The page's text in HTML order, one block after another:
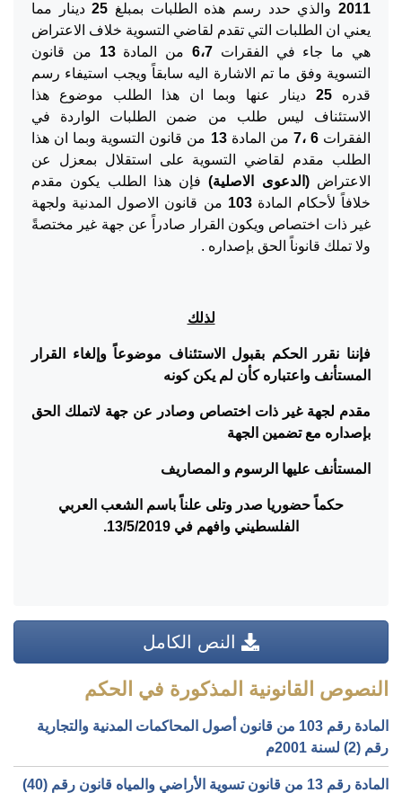
2011والذي حدد رسم هذه الطلبات بمبلغ 25دينار مما
يعني ان الطلبات التي تقدم لقاضي التسوية خلاف الاعتراض
هي ما جاء في الفقرات 6،7من المادة13 من قانون
التسوية وفق ما تم الاشارة اليه سابقاً ويجب استيفاء رسم
قدره 25دينار عنها وبما ان هذا الطلب موضوع هذا
الاستئناف ليس طلب من ضمن الطلبات الواردة في
الفقرات6 ،7 من المادة13 من قانون التسوية وبما ان هذا
الطلب مقدم لقاضي التسوية على استقلال بمعزل عن
الاعتراض(الدعوى الاصلية)فإن هذا الطلب يكون مقدم
خلافاً لأحكام المادة103 من قانون الاصول المدنية ولجهة
غير ذات اختصاص ويكون القرار صادراً عن جهة غير مختصةً
ولا تملك قانوناً الحق بإصداره .
لذلك
فإننا نقرر الحكم بقبول الاستئناف موضوعاً وإلغاء القرار
المستأنف واعتباره كأن لم يكن كونه
مقدم لجهة غير ذات اختصاص وصادر عن جهة لاتملك الحق
بإصداره مع تضمين الجهة
المستأنف عليها الرسوم و المصاريف
حكماً حضوريا صدر وتلى علناً باسم الشعب العربي
الفلسطيني وافهم في 13/5/2019.
النص الكامل
النصوص القانونية المذكورة في الحكم
المادة رقم 103 من قانون أصول المحاكمات المدنية والتجارية
رقم (2) لسنة 2001م
المادة رقم 13 من قانون تسوية الأراضي والمياه قانون رقم (40)